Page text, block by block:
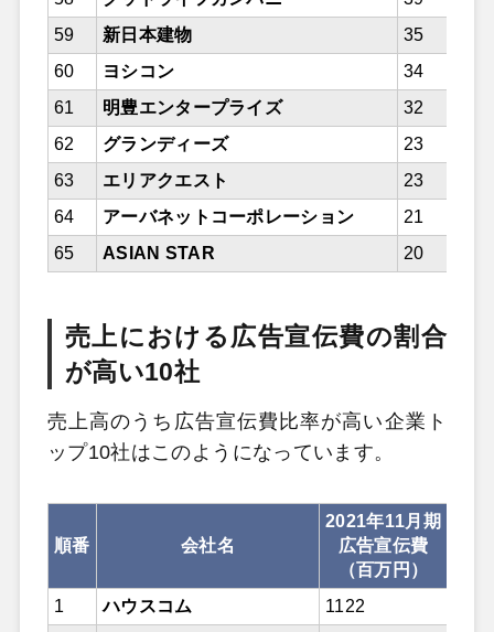
59
新日本建物
35
60
ヨシコン
34
61
明豊エンタープライズ
32
62
グランディーズ
23
63
エリアクエスト
23
64
アーバネットコーポレーション
21
65
ASIAN STAR 20
売上における広告宣伝費の割合
が高い10社
売上高のうち広告宣伝費比率が高い企業ト
ップ10社はこのようになっています。
順番 会社名
2021年11月期
広告宣伝費
（百万円）
1
ハウスコム 1122